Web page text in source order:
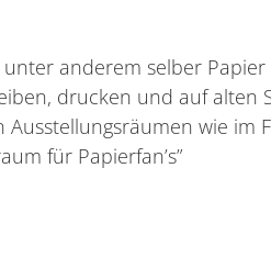
anderem selber
drucken und auf alten
Ausstellungsräumen wie im
für Papierfan’s”